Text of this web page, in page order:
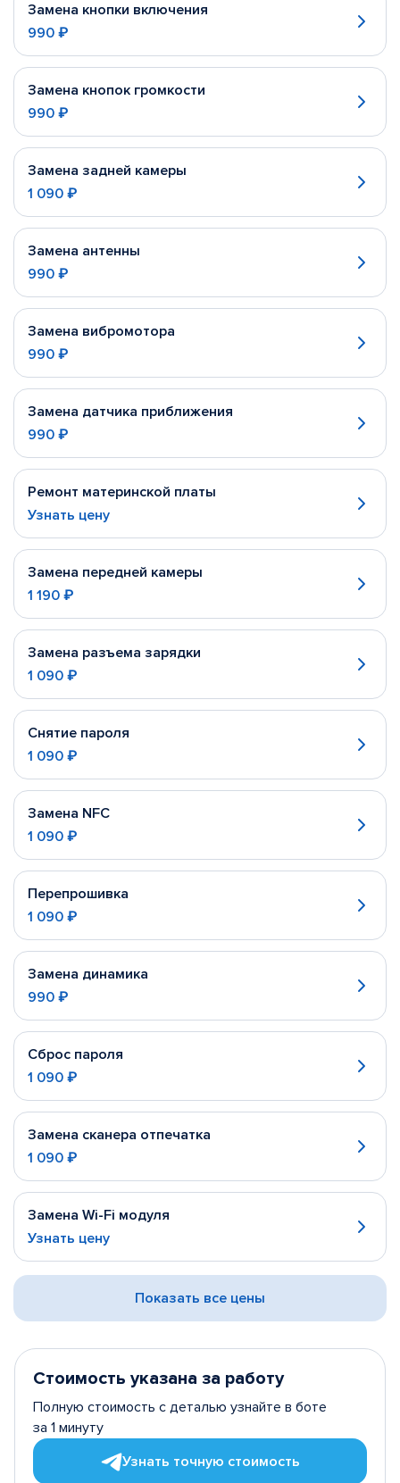
Замена кнопки включения
990 ₽
Замена кнопок громкости
990 ₽
Замена задней камеры
1 090 ₽
Замена антенны
990 ₽
Замена вибромотора
990 ₽
Замена датчика приближения
990 ₽
Ремонт материнской платы
Узнать цену
Замена передней камеры
1 190 ₽
Замена разъема зарядки
1 090 ₽
Снятие пароля
1 090 ₽
Замена NFC
1 090 ₽
Перепрошивка
1 090 ₽
Замена динамика
990 ₽
Сброс пароля
1 090 ₽
Замена сканера отпечатка
1 090 ₽
Замена Wi-Fi модуля
Узнать цену
Показать все цены
Стоимость указана за работу
Полную стоимость с деталью узнайте в боте
за 1 минуту
Узнать точную стоимость